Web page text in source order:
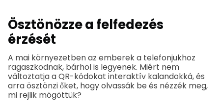
Ösztönözze a felfedezés
érzését
A mai környezetben az emberek a telefonjukhoz
ragaszkodnak, bárhol is legyenek. Miért nem
változtatja a QR-kódokat interaktív kalandokká, és
arra ösztönzi őket, hogy olvassák be és nézzék meg,
mi rejlik mögöttük?